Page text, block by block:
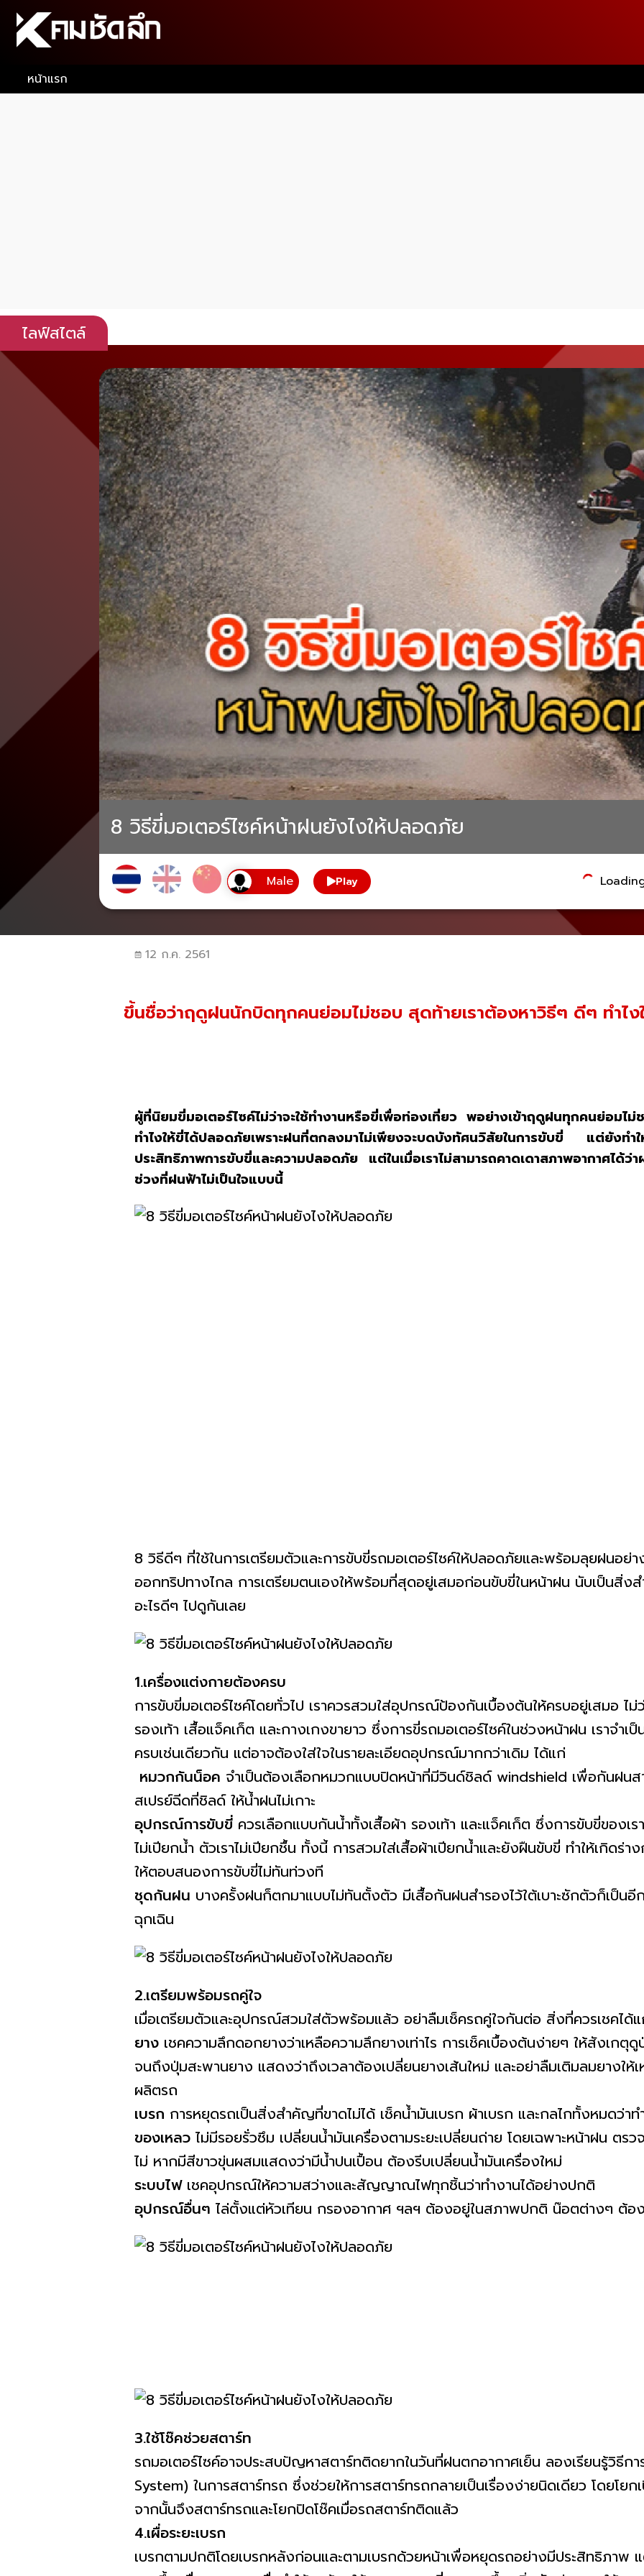
หน้าแรก
ไลฟ์สไตล์
8 วิธีขี่มอเตอร์ไซค์หน้าฝนยังไงให้ปลอดภัย
Play
12 ก.ค. 2561
ขึ้นชื่อว่าฤดูฝนนักบิดทุกคนย่อมไม่ชอบ สุดท้ายเราต้องหาวิธีๆ ดีๆ ทำไ
ผู้ที่นิยมขี่มอเตอร์ไซค์ไม่ว่าจะใช้ทำงานหรือขี่เพื่อท่องเที่ยว พอย่างเข้าฤดูฝนทุกคนย่อมไ
ทำไงให้ขี่ได้ปลอดภัยเพราะฝนที่ตกลงมาไม่เพียงจะบดบังทัศนวิสัยในการขับขี่ แต่ยังท
ประสิทธิภาพการขับขี่และความปลอดภัย แต่ในเมื่อเราไม่สามารถคาดเดาสภาพอากาศได้ว่
ช่วงที่ฝนฟ้าไม่เป็นใจแบบนี้
8 วิธีดีๆ ที่ใช้ในการเตรียมตัวและการขับขี่รถมอเตอร์ไซค์ให้ปลอดภัยและพร้อมลุยฝนอย่
ออกทริปทางไกล การเตรียมตนเองให้พร้อมที่สุดอยู่เสมอก่อนขับขี่ในหน้าฝน นับเป็นสิ่งส
อะไรดีๆ ไปดูกันเลย
1.เครื่องแต่งกายต้องครบ
การขับขี่มอเตอร์ไซค์โดยทั่วไป เราควรสวมใส่อุปกรณ์ป้องกันเบื้องต้นให้ครบอยู่เสมอ ไ
รองเท้า เสื้อแจ็คเก็ต และกางเกงขายาว ซึ่งการขี่รถมอเตอร์ไซค์ในช่วงหน้าฝน เราจำ
ครบเช่นเดียวกัน แต่อาจต้องใส่ใจในรายละเอียดอุปกรณ์มากกว่าเดิม ได้แก่
หมวกกันน็อค จำเป็นต้องเลือกหมวกแบบปิดหน้าที่มีวินด์ชิลด์ windshield เพื่อกันฝนสา
สเปรย์ฉีดที่ชิลด์ ให้น้ำฝนไม่เกาะ
อุปกรณ์การขับขี่ ควรเลือกแบบกันน้ำทั้งเสื้อผ้า รองเท้า และแจ็คเก็ต ซึ่งการขับขี่ของเ
ไม่เปียกน้ำ ตัวเราไม่เปียกชื้น ทั้งนี้ การสวมใส่เสื้อผ้าเปียกน้ำและยังฝืนขับขี่ ทำให้เกิดร่
ให้ตอบสนองการขับขี่ไม่ทันท่วงที
ชุดกันฝน บางครั้งฝนก็ตกมาแบบไม่ทันตั้งตัว มีเสื้อกันฝนสำรองไว้ใต้เบาะซักตัวก็เป็นอี
ฉุกเฉิน
2.เตรียมพร้อมรถคู่ใจ
เมื่อเตรียมตัวและอุปกรณ์สวมใส่ตัวพร้อมแล้ว อย่าลืมเช็ครถคู่ใจกันต่อ สิ่งที่ควรเชคได้
ยาง เชคความลึกดอกยางว่าเหลือความลึกยางเท่าไร การเช็คเบื้องต้นง่ายๆ ให้สังเก
จนถึงปุ่มสะพานยาง แสดงว่าถึงเวลาต้องเปลี่ยนยางเส้นใหม่ และอย่าลืมเติมลมยางให้
ผลิตรถ
เบรก การหยุดรถเป็นสิ่งสำคัญที่ขาดไม่ได้ เช็คน้ำมันเบรก ผ้าเบรก และกลไกทั้งหมดว่าท
ของเหลว ไม่มีรอยรั่วซึม เปลี่ยนน้ำมันเครื่องตามระยะเปลี่ยนถ่าย โดยเฉพาะหน้าฝน ตร
ไม่ หากมีสีขาวขุ่นผสมแสดงว่ามีน้ำปนเปื้อน ต้องรีบเปลี่ยนน้ำมันเครื่องใหม่
ระบบไฟเชคอุปกรณ์ให้ความสว่างและสัญญาณไฟทุกชิ้นว่าทำงานได้อย่างปกติ
อุปกรณ์อื่นๆ ไล่ตั้งแต่หัวเทียน กรองอากาศ ฯลฯ ต้องอยู่ในสภาพปกติ น๊อตต่างๆ ต้อ
3.ใช้โช๊คช่วยสตาร์ท
รถมอเตอร์ไซค์อาจประสบปัญหาสตาร์ทติดยากในวันที่ฝนตกอากาศเย็น ลองเรียนรู้วิธีก
System) ในการสตาร์ทรถ ซึ่งช่วยให้การสตาร์ทรถกลายเป็นเรื่องง่ายนิดเดียว โดยโย
จากนั้นจึงสตาร์ทรถและโยกปิดโช๊คเมื่อรถสตาร์ทติดแล้ว
4.เผื่อระยะเบรก
เบรกตามปกติโดยเบรกหลังก่อนและตามเบรกด้วยหน้าเพื่อหยุดรถอย่างมีประสิทธิภาพ